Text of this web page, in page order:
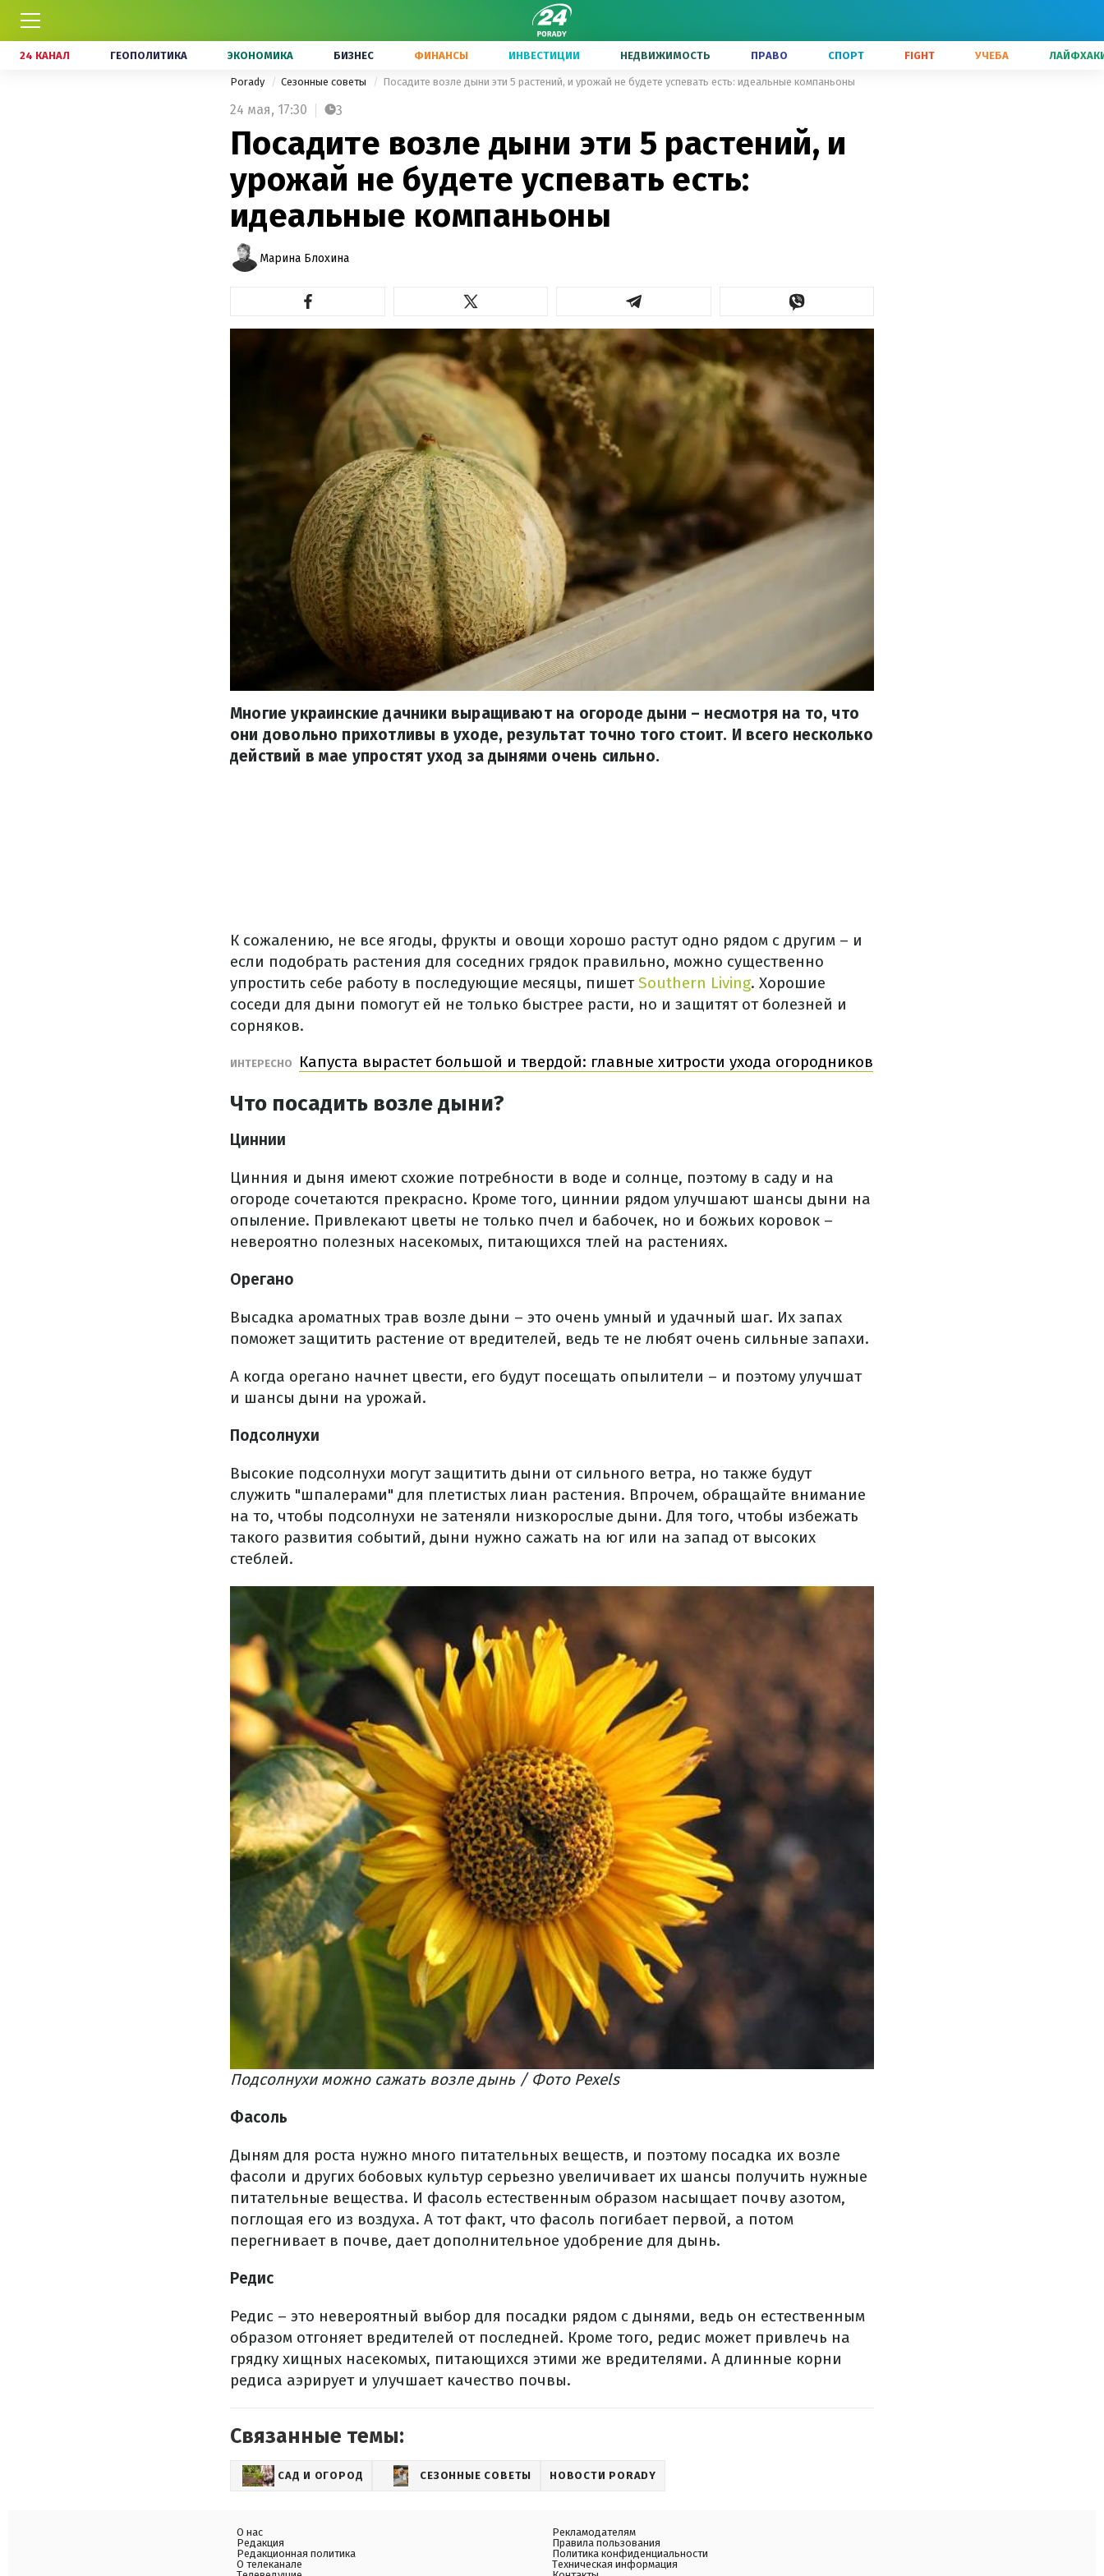
24 КАНАЛ ГЕОПОЛИТИКА ЭКОНОМИКА БИЗНЕС ФИНАНСЫ ИНВЕСТИЦИИ НЕДВИЖИМОСТЬ ПРАВО СПОРТ FIGHT УЧЕБА
Porady Сезонные советы Посадите возле дыни эти 5 растений, и урожай не будете успевать есть: идеальные компаньоны
24 мая, 17:30 3
Посадите возле дыни эти 5 растений, и
урожай не будете успевать есть:
идеальные компаньоны
Марина Блохина
Многие украинские дачники выращивают на огороде дыни – несмотря на то, что
они довольно прихотливы в уходе, результат точно того стоит. И всего несколько
действий в мае упростят уход за дынями очень сильно.
К сожалению, не все ягоды, фрукты и овощи хорошо растут одно рядом с другим – и
если подобрать растения для соседних грядок правильно, можно существенно
упростить себе работу в последующие месяцы, пишетSouthern Living. Хорошие
соседи для дыни помогут ей не только быстрее расти, но и защитят от болезней и
сорняков.
ИНТЕРЕСНО Капуста вырастет большой и твердой: главные хитрости ухода огородников
Что посадить возле дыни?
Циннии
Цинния и дыня имеют схожие потребности в воде и солнце, поэтому в саду и на
огороде сочетаются прекрасно. Кроме того, циннии рядом улучшают шансы дыни на
опыление. Привлекают цветы не только пчел и бабочек, но и божьих коровок –
невероятно полезных насекомых, питающихся тлей на растениях.
Орегано
Высадка ароматных трав возле дыни – это очень умный и удачный шаг. Их запах
поможет защитить растение от вредителей, ведь те не любят очень сильные запахи.
А когда орегано начнет цвести, его будут посещать опылители – и поэтому улучшат
и шансы дыни на урожай.
Подсолнухи
Высокие подсолнухи могут защитить дыни от сильного ветра, но также будут
служить "шпалерами" для плетистых лиан растения. Впрочем, обращайте внимание
на то, чтобы подсолнухи не затеняли низкорослые дыни. Для того, чтобы избежать
такого развития событий, дыни нужно сажать на юг или на запад от высоких
стеблей.
Подсолнухи можно сажать возле дынь / Фото Pexels
Фасоль
Дыням для роста нужно много питательных веществ, и поэтому посадка их возле
фасоли и других бобовых культур серьезно увеличивает их шансы получить нужные
питательные вещества. И фасоль естественным образом насыщает почву азотом,
поглощая его из воздуха. А тот факт, что фасоль погибает первой, а потом
перегнивает в почве, дает дополнительное удобрение для дынь.
Редис
Редис – это невероятный выбор для посадки рядом с дынями, ведь он естественным
образом отгоняет вредителей от последней. Кроме того, редис может привлечь на
грядку хищных насекомых, питающихся этими же вредителями. А длинные корни
редиса аэрирует и улучшает качество почвы.
Связанные темы:
САД И ОГОРОД СЕЗОННЫЕ СОВЕТЫ НОВОСТИ PORADY
О нас
Редакция
Редакционная политика
О телеканале
Рекламодателям
Правила пользования
Политика конфиденциальности
Техническая информация